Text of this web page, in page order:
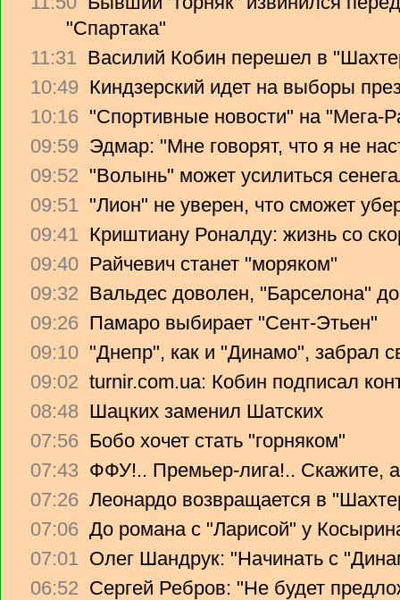
"Спартака"
11:31 Василий Кобин перешел в
10:49 Киндзерский идет на выборы
10:16 "Спортивные новости" на "Мега-
09:59 Эдмар: "Мне говорят, что я не
09:52 "Волынь" может усилиться
09:51 "Лион" не уверен, что сможет
09:41 Криштиану Роналду: жизнь со
09:40 Райчевич станет "моряком"
09:32 Вальдес доволен, "Барселона"
09:26 Памаро выбирает "Сент-Этьен"
09:10 "Днепр", как и "Динамо", забрал
09:02 turnir.com.ua: Кобин подписал
08:48 Шацких заменил Шатских
07:56 Бобо хочет стать "горняком"
07:43 ФФУ!.. Премьер-лига!.. Скажите,
07:26 Леонардо возвращается в
07:06 До романа с "Ларисой" у
07:01 Олег Шандрук: "Начинать с
06:52 Сергей Ребров: "Не будет